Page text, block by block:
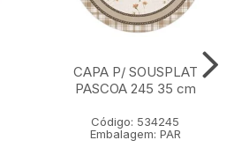
CAPA P/ SOUSPLAT
PASCOA 245 35 cm
Código: 534245
Embalagem: PAR